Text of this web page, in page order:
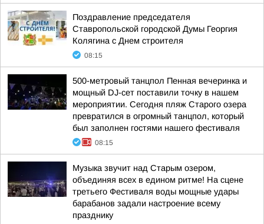
Поздравление председателя
Ставропольской городской Думы Георгия
Колягина с Днем строителя
08:15
500-метровый танцпол Пенная вечеринка и
мощный DJ-сет поставили точку в нашем
мероприятии. Сегодня пляж Старого озера
превратился в огромный танцпол, который
был заполнен гостями нашего фестиваля
08:15
Музыка звучит над Старым озером,
объединяя всех в едином ритме! На сцене
третьего Фестиваля воды мощные удары
барабанов задали настроение всему
празднику